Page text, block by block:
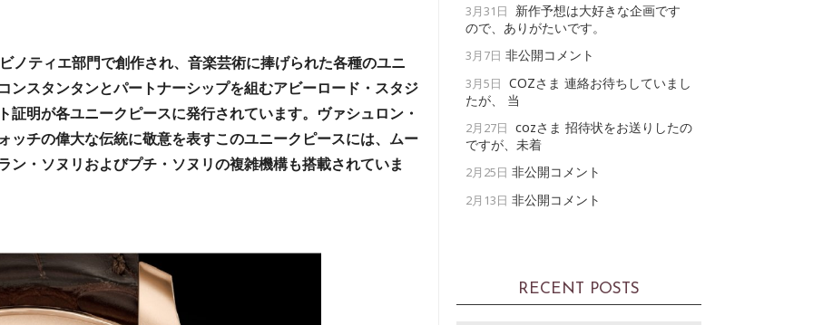
ノティエ部門で創作され、音楽芸術に捧げられた各種のユニ
ンスタンタンとパートナーシップを組むアビーロード・スタジ
明が各ユニークピースに発行されています。ヴァシュロン・
ッチの偉大な伝統に敬意を表すこのユニークピースには、ムー
・ソヌリおよびプチ・ソヌリの複雑機構も搭載されていま
3月31日
新作予想は大好きな企画です
ので、ありがたいです。
3月7日 非公開コメント
3月5日 COZさま 連絡お待ちしていまし
たが、 当
2月27日 cozさま 招待状をお送りしたの
ですが、未着
2月25日 非公開コメント
2月13日 非公開コメント
RECENT POSTS